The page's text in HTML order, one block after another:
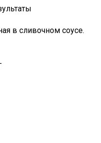
в сливочном соусе.